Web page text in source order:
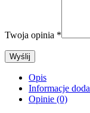
Twoja opinia *
Opis
Informacje
Opinie (0)